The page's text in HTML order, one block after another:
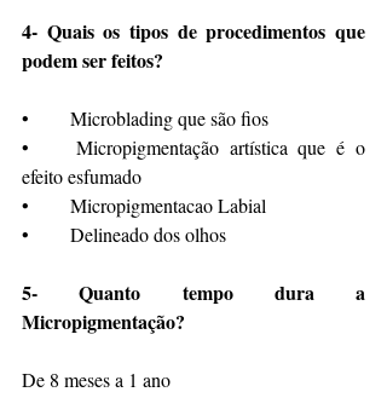
4- Quais os tipos de procedimentos que
podem ser feitos?
•	Microblading que são fios
•	Micropigmentação artística que é o
efeito esfumado
•	Micropigmentacao Labial
•	Delineado dos olhos
5- Quanto tempo dura a
Micropigmentação?
De 8 meses a 1 ano